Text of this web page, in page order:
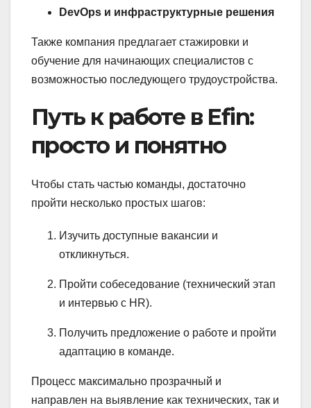
DevOps и инфраструктурные решения
Также компания предлагает стажировки и
обучение для начинающих специалистов с
возможностью последующего трудоустройства.
Путь к работе в Efin:
просто и понятно
Чтобы стать частью команды, достаточно
пройти несколько простых шагов:
Изучить доступные вакансии и
откликнуться.
Пройти собеседование (технический этап
и интервью с HR).
Получить предложение о работе и пройти
адаптацию в команде.
Процесс максимально прозрачный и
направлен на выявление как технических, так и